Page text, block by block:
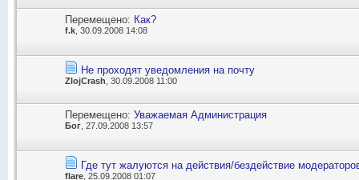
Перемещено: Как?
f.k , 30.09.2008 14:08
Не проходят уведомления на почту
ZlojCrash , 30.09.2008 11:00
Перемещено: Уважаемая Администрация
Бог , 27.09.2008 13:57
Где тут жалуются на действия/бездействие
flare , 25.09.2008 01:07